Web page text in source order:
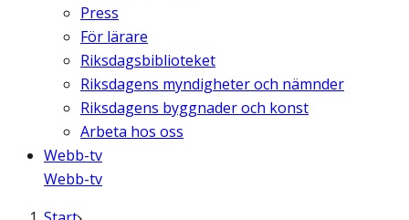
Press
För lärare
Riksdagsbiblioteket
Riksdagens myndigheter och nämnder
Riksdagens byggnader och konst
Arbeta hos oss
Webb-tv
Webb-tv